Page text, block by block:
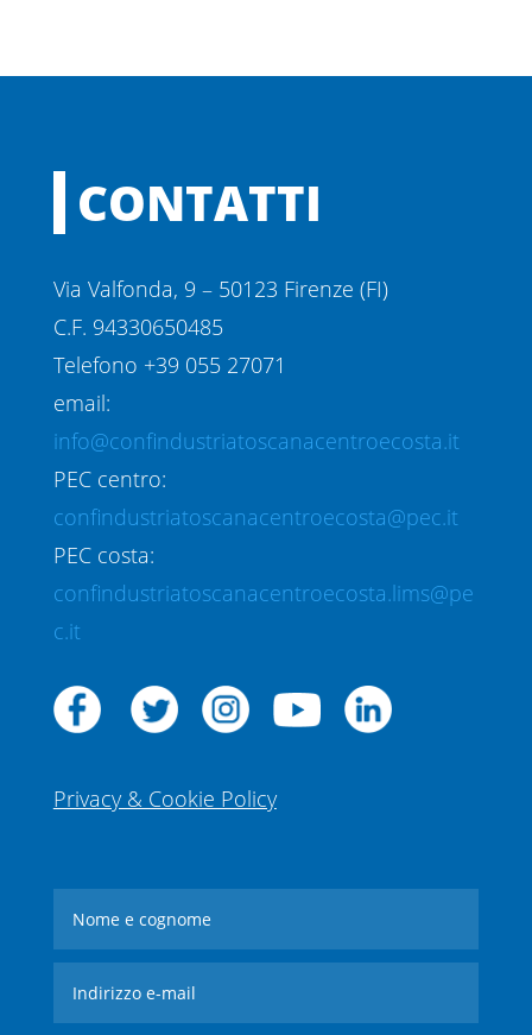
CONTATTI
Via Valfonda, 9 – 50123 Firenze (FI)
C.F. 94330650485
Telefono +39 055 27071
email:
info@confindustriatoscanacentroecosta.it
PEC centro:
confindustriatoscanacentroecosta@pec.it
PEC costa:
confindustriatoscanacentroecosta.lims@pe
c.it
Privacy & Cookie Policy